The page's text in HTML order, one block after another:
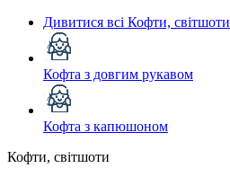
Дивитися всі Кофти, світшоти
Кофта з довгим рукавом
Кофта з капюшоном
Кофти, світшоти